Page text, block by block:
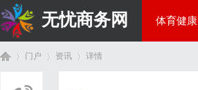
无忧商务网 体育健康
门户 资讯 详情